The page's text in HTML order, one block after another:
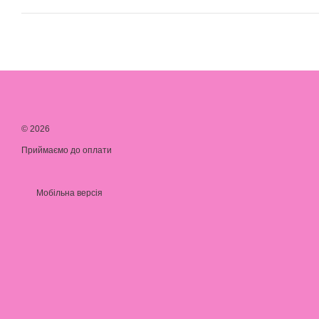
© 2026
Приймаємо до оплати
Мобільна версія